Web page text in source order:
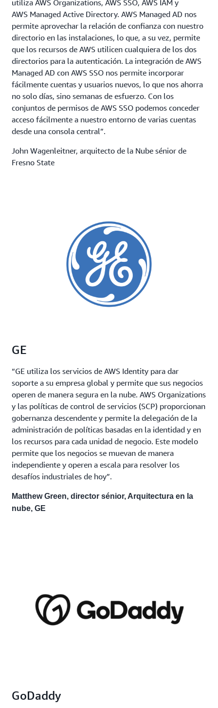
utiliza AWS Organizations, AWS SSO, AWS IAM y
AWS Managed Active Directory. AWS Managed AD nos
permite aprovechar la relación de confianza con nuestro
directorio en las instalaciones, lo que, a su vez, permite
que los recursos de AWS utilicen cualquiera de los dos
directorios para la autenticación. La integración de AWS
Managed AD con AWS SSO nos permite incorporar
fácilmente cuentas y usuarios nuevos, lo que nos ahorra
no solo días, sino semanas de esfuerzo. Con los
conjuntos de permisos de AWS SSO podemos conceder
acceso fácilmente a nuestro entorno de varias cuentas
desde una consola central”.
John Wagenleitner, arquitecto de la Nube sénior de
Fresno State
GE
“GE utiliza los servicios de AWS Identity para dar
soporte a su empresa global y permite que sus negocios
operen de manera segura en la nube. AWS Organizations
y las políticas de control de servicios (SCP) proporcionan
gobernanza descendente y permite la delegación de la
administración de políticas basadas en la identidad y en
los recursos para cada unidad de negocio. Este modelo
permite que los negocios se muevan de manera
independiente y operen a escala para resolver los
desafíos industriales de hoy”.
Matthew Green, director sénior, Arquitectura en la
nube, GE
GoDaddy